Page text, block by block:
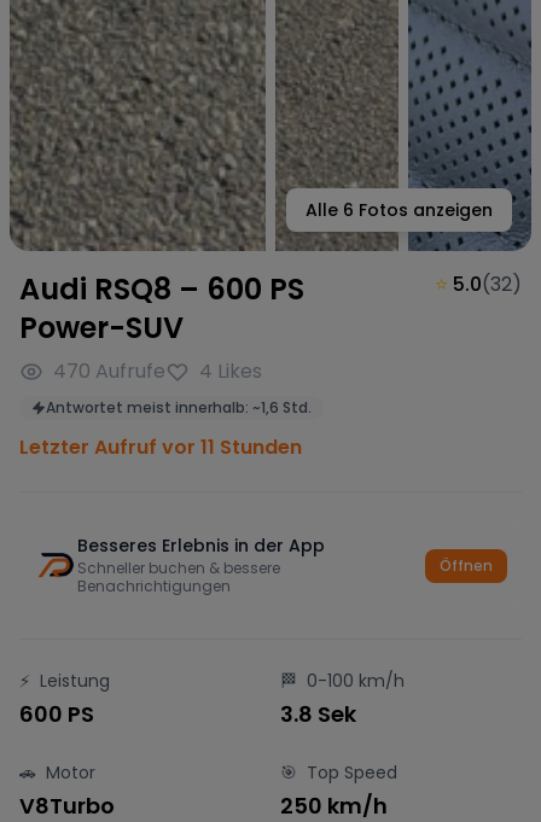
Alle 6 Fotos anzeigen
Audi RSQ8 – 600 PS
Power-SUV
470 Aufrufe 4 Likes
Antwortet meist innerhalb: ~1,6 Std.
⭐ 5.0(32)
Letzter Aufruf vor 11 Stunden
Besseres Erlebnis in der App
Schneller buchen & bessere
Benachrichtigungen
Öffnen
⚡ Leistung
600 PS
🏁 0-100 km/h
3.8 Sek
🚗 Motor
V8Turbo
🎯 Top Speed
250 km/h